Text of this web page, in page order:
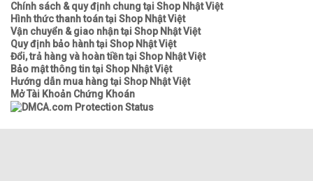
Chính sách & quy định chung tại Shop Nhật Việt
Hình thức thanh toán tại Shop Nhật Việt
Vận chuyển & giao nhận tại Shop Nhật Việt
Quy định bảo hành tại Shop Nhật Việt
Đổi, trả hàng và hoàn tiền tại Shop Nhật Việt
Bảo mật thông tin tại Shop Nhật Việt
Hướng dẫn mua hàng tại Shop Nhật Việt
Mở Tài Khoản Chứng Khoán